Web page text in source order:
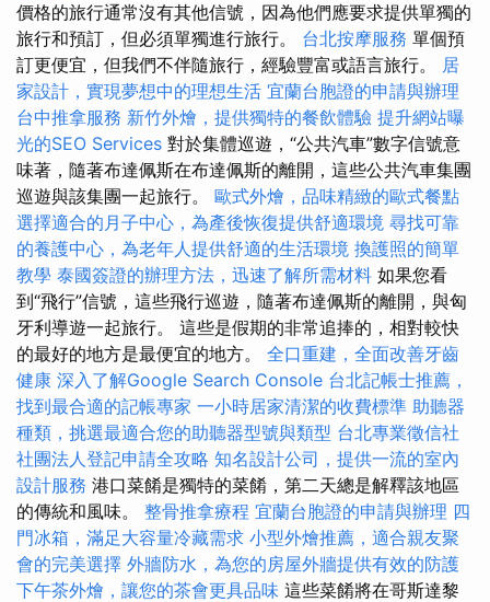
價格的旅行通常沒有其他信號，因為他們應要求提供單獨的
旅行和預訂，但必須單獨進行旅行。 台北按摩服務 單個預
訂更便宜，但我們不伴隨旅行，經驗豐富或語言旅行。 居
家設計，實現夢想中的理想生活 宜蘭台胞證的申請與辦理
台中推拿服務 新竹外燴，提供獨特的餐飲體驗 提升網站曝
光的SEO Services 對於集體巡遊，“公共汽車”數字信號意
味著，隨著布達佩斯在布達佩斯的離開，這些公共汽車集團
巡遊與該集團一起旅行。 歐式外燴，品味精緻的歐式餐點
選擇適合的月子中心，為產後恢復提供舒適環境 尋找可靠
的養護中心，為老年人提供舒適的生活環境 換護照的簡單
教學 泰國簽證的辦理方法，迅速了解所需材料 如果您看
到“飛行”信號，這些飛行巡遊，隨著布達佩斯的離開，與匈
牙利導遊一起旅行。 這些是假期的非常追捧的，相對較快
的最好的地方是最便宜的地方。 全口重建，全面改善牙齒
健康 深入了解Google Search Console 台北記帳士推薦，
找到最合適的記帳專家 一小時居家清潔的收費標準 助聽器
種類，挑選最適合您的助聽器型號與類型 台北專業徵信社
社團法人登記申請全攻略 知名設計公司，提供一流的室內
設計服務 港口菜餚是獨特的菜餚，第二天總是解釋該地區
的傳統和風味。 整骨推拿療程 宜蘭台胞證的申請與辦理 四
門冰箱，滿足大容量冷藏需求 小型外燴推薦，適合親友聚
會的完美選擇 外牆防水，為您的房屋外牆提供有效的防護
下午茶外燴，讓您的茶會更具品味 這些菜餚將在哥斯達黎